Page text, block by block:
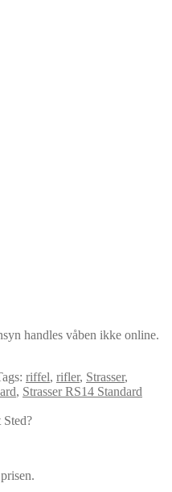
handles våben ikke online.
riffel, rifler, Strasser,
, Strasser RS14 Standard